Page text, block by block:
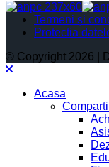
Termeni și
Protectia
© Copyright 2026 |
Acasa